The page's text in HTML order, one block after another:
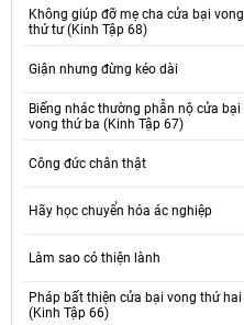
Không giúp đỡ mẹ cha cửa bại vong
thứ tư (Kinh Tập 68)
Giận nhưng đừng kéo dài
Biếng nhác thường phẫn nộ cửa bại
vong thứ ba (Kinh Tập 67)
Công đức chân thật
Hãy học chuyển hóa ác nghiệp
Làm sao có thiện lành
Pháp bất thiện cửa bại vong thứ hai
(Kinh Tập 66)